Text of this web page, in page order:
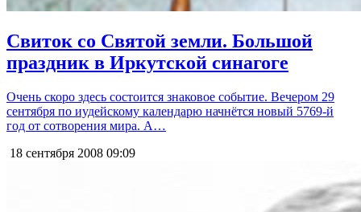
Свиток со Святой земли. Большой
праздник в Иркутской синагоге
Очень скоро здесь состоится знаковое событие. Вечером 29
сентября по иудейскому календарю начнётся новый 5769-й
год от сотворения мира. А…
18 сентября 2008 09:09